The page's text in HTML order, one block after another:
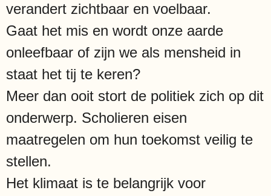
verandert zichtbaar en voelbaar.
Gaat het mis en wordt onze aarde
onleefbaar of zijn we als mensheid in
staat het tij te keren?
Meer dan ooit stort de politiek zich op dit
onderwerp. Scholieren eisen
maatregelen om hun toekomst veilig te
stellen.
Het klimaat is te belangrijk voor